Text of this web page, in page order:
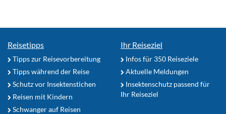
Reisetipps
Tipps zur Reisevorbereitung
Tipps während der Reise
Schutz vor Insektenstichen
Reisen mit Kindern
Schwanger auf Reisen
Ihr Reiseziel
Infos für 350 Reiseziele
Aktuelle Meldungen
Insektenschutz passend für
Ihr Reiseziel